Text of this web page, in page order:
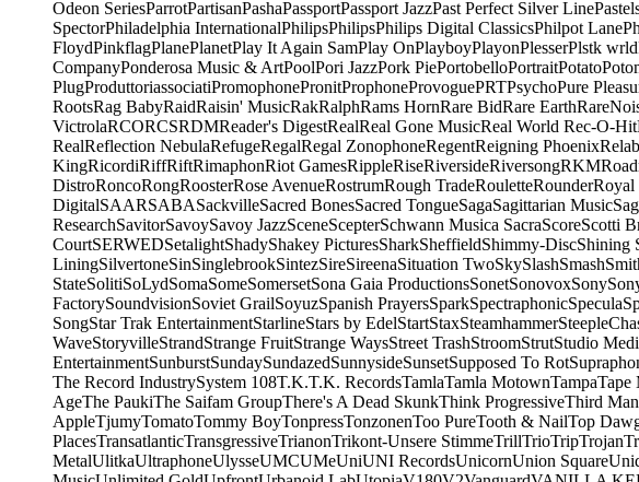
Odeon SeriesParrotPartisanPashaPassportPassport JazzPast Perfect Silver Line
SpectorPhiladelphia InternationalPhilipsPhilipsPhilips Digital ClassicsPhilpot Lane
FloydPinkflagPlanePlanetPlay It Again SamPlay OnPlayboyPlayonPlesserPlstk wrld
CompanyPonderosa Music & ArtPoolPori JazzPork PiePortobelloPortraitPotato
PlugProduttoriassociatiPromophonePronitProphoneProvoguePRTPsychoPure
RootsRag BabyRaidRaisin' MusicRakRalphRams HornRare BidRare Earth
VictrolaRCORCSRDMReader's DigestRealReal Gone MusicReal World Rec-O-Hit
RealReflection NebulaRefugeRegalRegal ZonophoneRegentReigning Phoenix
KingRicordiRiffRiftRimaphonRiot GamesRippleRiseRiversideRiversongRKM
DistroRoncoRongRoosterRose AvenueRostrumRough TradeRouletteRounderRoyal
DigitalSAARSABASackvilleSacred BonesSacred TongueSagaSagittarian Music
ResearchSavitorSavoySavoy JazzSceneScepterSchwann Musica SacraScoreScotti
CourtSERWEDSetalightShadyShakey PicturesSharkSheffieldShimmy-DiscShining
LiningSilvertoneSinSinglebrookSintezSireSireenaSituation TwoSkySlashSmash
StateSolitiSoLydSomaSomeSomersetSona Gaia ProductionsSonetSonovoxSony
FactorySoundvisionSoviet GrailSoyuzSpanish PrayersSparkSpectraphonicSpecula
SongStar Trak EntertainmentStarlineStars by EdelStartStaxSteamhammer
WaveStoryvilleStrandStrange FruitStrange WaysStreet TrashStroomStrutStudio
EntertainmentSunburstSundaySundazedSunnysideSunsetSupposed To Rot
The Record IndustrySystem 108T.K.T.K. RecordsTamlaTamla MotownTampaTape
AgeThe PaukiThe Saifam GroupThere's A Dead SkunkThink ProgressiveThird Man
AppleTjumyTomatoTommy BoyTonpressTonzonenToo PureTooth & NailTop
PlacesTransatlanticTransgressiveTrianonTrikont-Unsere StimmeTrillTrioTripTrojan
MetalUlitkaUltraphoneUlysseUMCUMeUniUNI RecordsUnicornUnion Square